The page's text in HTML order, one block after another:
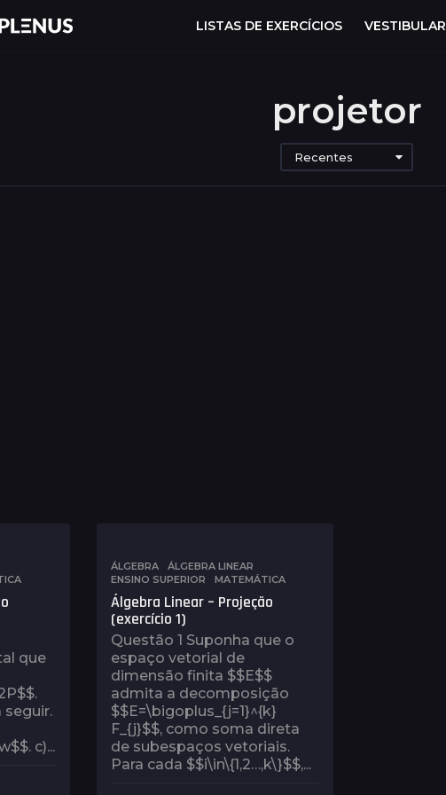
LISTAS DE EXERCÍCIOS VESTIBULAR
projetor
Recentes
que
seguir.
c)...
ÁLGEBRA ,ÁLGEBRA LINEAR
ENSINO SUPERIOR
,MATEMÁTICA
Álgebra Linear – Projeção
(exercício 1)
Questão 1 Suponha que o
espaço vetorial de
dimensão finita $$E$$
admita a decomposição
$$E=\bigoplus_{j=1}^{k}
F_{j}$$, como soma direta
de subespaços vetoriais.
Para cada $$i\in\{1,2…,k\}$$,...